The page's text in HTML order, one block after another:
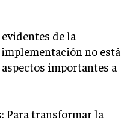
de la
no está
importantes a
Para transformar la